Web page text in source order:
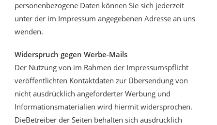
personenbezogene Daten können Sie sich jederzeit
unter der im Impressum angegebenen Adresse an uns
wenden.
Widerspruch gegen Werbe-Mails
Der Nutzung von im Rahmen der Impressumspflicht
veröffentlichten Kontaktdaten zur Übersendung von
nicht ausdrücklich angeforderter Werbung und
Informationsmaterialien wird hiermit widersprochen.
DieBetreiber der Seiten behalten sich ausdrücklich